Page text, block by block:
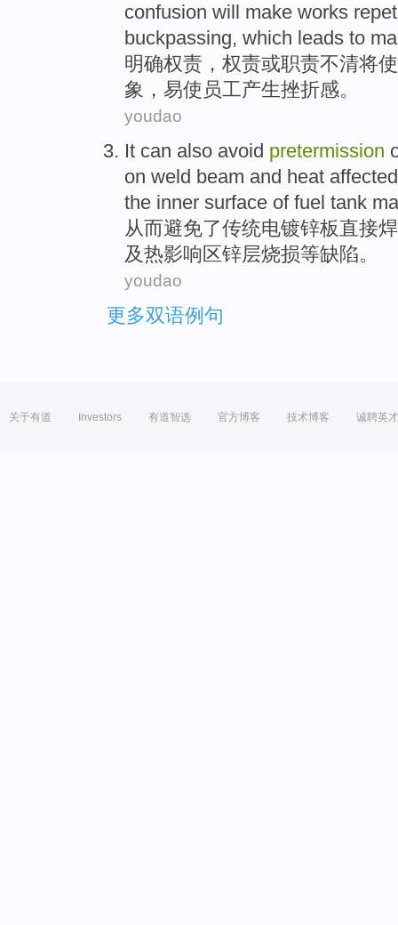
confusion will make works
buckpassing, which leads to
明确权责 ，权责或职责不清将使
象，易使 员工产生挫折感。
youdao
It can also avoid pretermission
on weld beam and heat affected
the inner surface of fuel tank
从而避免了传统电镀锌板直接
及热影响 区锌层烧损等缺陷。
youdao
更多双语例句
关于有道 Investors 有道智选 官方博客 技术博客 诚聘英才